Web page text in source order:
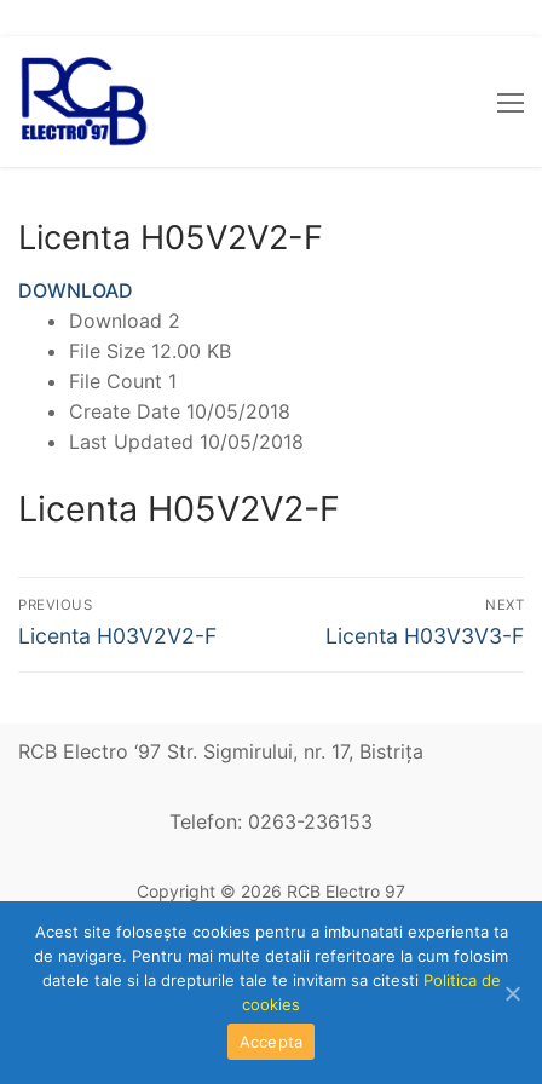
Sari
conținut
Licenta H05V2V2-F
DOWNLOAD
Download 2
File Size 12.00 KB
File Count 1
Create Date 10/05/2018
Last Updated 10/05/2018
Licenta H05V2V2-F
Navigare
în
PREVIOUS
Previous
Licenta H03V2V2-F
NEXT
Next
Licenta H03V3V3-F
RCB Electro ‘97 Str. Sigmirului, nr. 17, Bistriţa
Telefon: 0263-236153
Copyright © 2026 RCB Electro 97
Acest site foloseşte cookies pentru a imbunatati experienta ta
de navigare. Pentru mai multe detalii referitoare la cum folosim
datele tale si la drepturile tale te invitam sa citesti Politica de
cookies
Accepta